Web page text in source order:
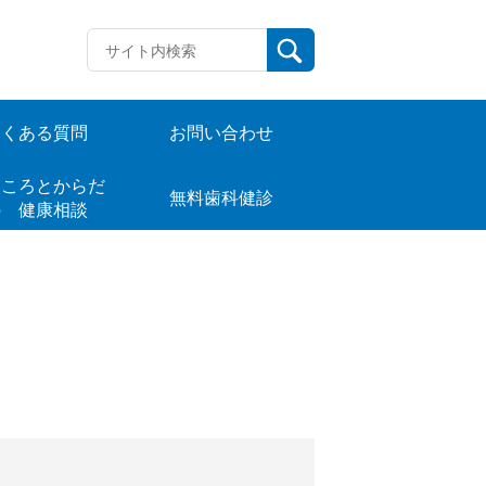
ある質問 お問い合わせ
ろとからだ
健康相談
無料歯科健診